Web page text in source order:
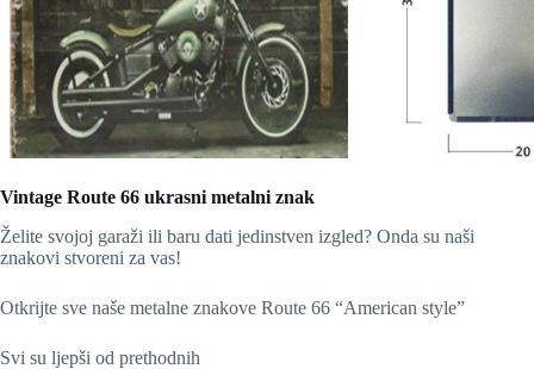
Vintage Route 66 ukrasni metalni znak
Želite svojoj garaži ili baru dati jedinstven izgled? Onda su naši
znakovi stvoreni za vas!
Otkrijte sve naše metalne znakove Route 66 “American style”
Svi su ljepši od prethodnih